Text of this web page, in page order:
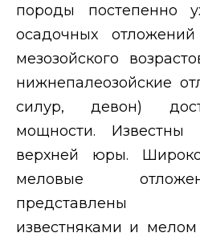
породы постепенно
осадочных
мезозойского
нижнепалеозойские
силур, девон)
мощности. Известны
верхней юры.
меловые
представлены
известняками и